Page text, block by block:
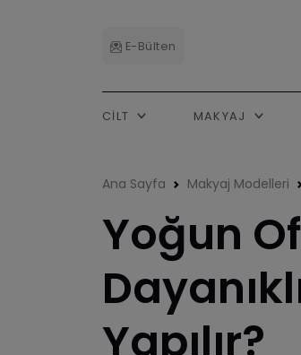
E-Bülten
CILT MAKYAJ
Ana Sayfa Makyaj Modelleri
Yoğun
Yapılır?